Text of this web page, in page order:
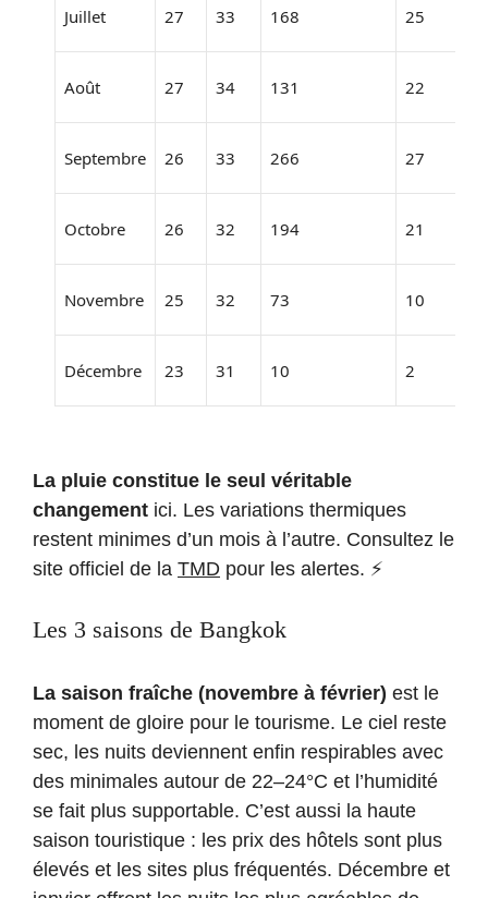
Juillet 27 33 168 25
Août 27 34 131 22
Septembre 26 33 266 27
Octobre 26 32 194 21
Novembre 25 32 73 10
Décembre 23 31 10 2
La pluie constitue le seul véritable
changement ici. Les variations thermiques
restent minimes d’un mois à l’autre. Consultez le
site officiel de la TMD pour les alertes. ⚡
Les 3 saisons de Bangkok
La saison fraîche (novembre à février) est le
moment de gloire pour le tourisme. Le ciel reste
sec, les nuits deviennent enfin respirables avec
des minimales autour de 22–24°C et l’humidité
se fait plus supportable. C’est aussi la haute
saison touristique : les prix des hôtels sont plus
élevés et les sites plus fréquentés. Décembre et